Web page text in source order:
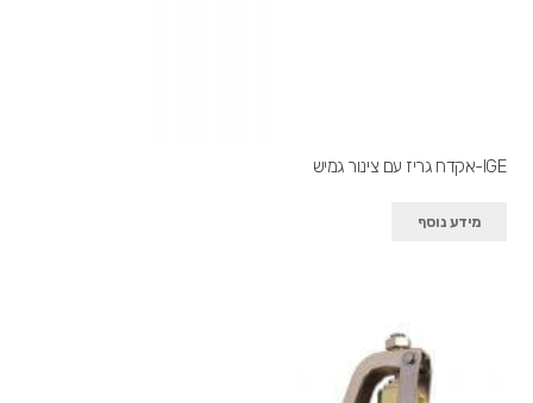
IGE-אקדח גריז עם צינור גמיש
מידע נוסף